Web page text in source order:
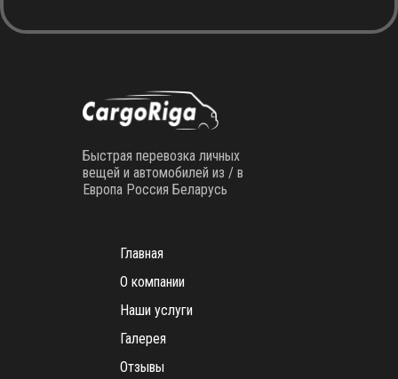
Быстрая перевозка личных
вещей и автомобилей из / в
Европа Россия Беларусь
Главная
О компании
Наши услуги
Галерея
Отзывы